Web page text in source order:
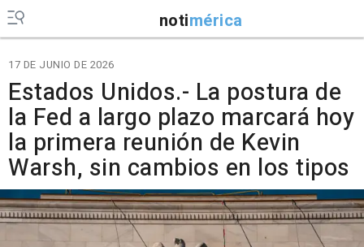
notimérica
17 DE JUNIO DE 2026
Estados Unidos.- La postura de
la Fed a largo plazo marcará hoy
la primera reunión de Kevin
Warsh, sin cambios en los tipos